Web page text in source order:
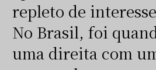
repleto de
No Brasil, foi
uma direita com